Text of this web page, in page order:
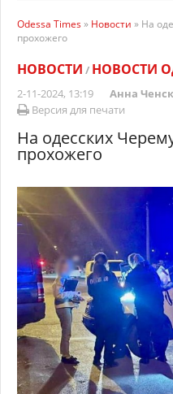
Odessa Times» Новости » На
прохожего
НОВОСТИ / НОВОСТИ
2-11-2024, 13:19 Анна
Версия для печати
На одесских
прохожего